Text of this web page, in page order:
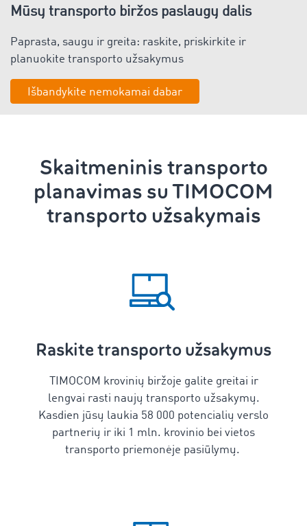
Mūsų transporto biržos paslaugų dalis
Paprasta, saugu ir greita: raskite, priskirkite ir
planuokite transporto užsakymus
Išbandykite nemokamai dabar
Skaitmeninistransporto
planavimas su TIMOCOM
transporto užsakymais
Raskite transporto užsakymus
TIMOCOM krovinių biržoje galite greitai ir
lengvai rasti naujų transporto užsakymų.
Kasdien jūsų laukia 58 000 potencialių verslo
partnerių ir iki 1 mln. krovinio bei vietos
transporto priemonėje pasiūlymų.